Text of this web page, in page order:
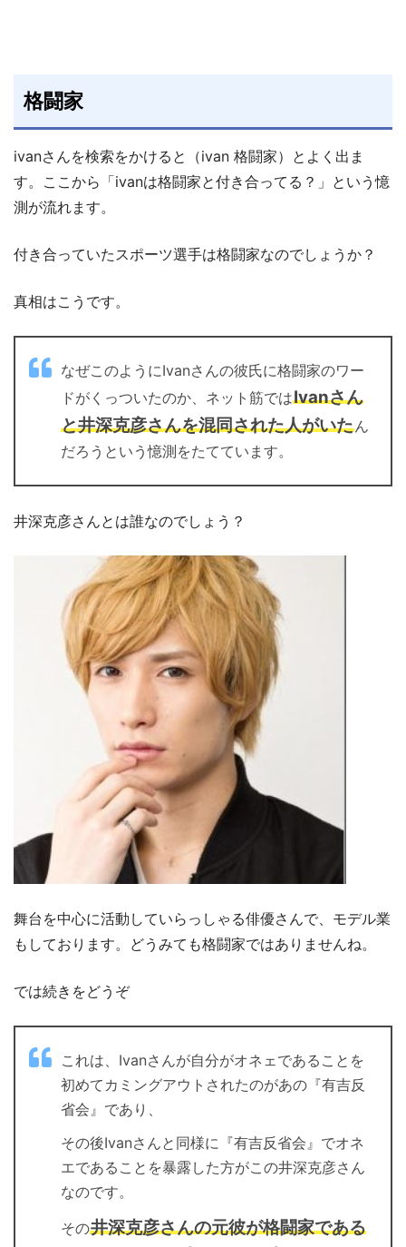
格闘家
ivanさんを検索をかけると（ivan 格闘家）とよく出ま
す。ここから「ivanは格闘家と付き合ってる？」という憶
測が流れます。
付き合っていたスポーツ選手は格闘家なのでしょうか？
真相はこうです。
なぜこのようにIvanさんの彼氏に格闘家のワー
ドがくっついたのか、ネット筋ではIvanさん
と井深克彦さんを混同された人がいたん
だろうという憶測をたてています。
井深克彦さんとは誰なのでしょう？
舞台を中心に活動していらっしゃる俳優さんで、モデル業
もしております。どうみても格闘家ではありませんね。
では続きをどうぞ
これは、Ivanさんが自分がオネェであることを
初めてカミングアウトされたのがあの『有吉反
省会』であり、
その後Ivanさんと同様に『有吉反省会』でオネ
エであることを暴露した方がこの井深克彦さん
なのです。
その井深克彦さんの元彼が格闘家である